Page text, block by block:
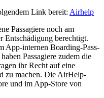
Link bereit: Airhelp
Passagiere noch am
Entschädigung berechtigt.
App-internen Boarding-Pass-
Passagiere zudem die
ihr Recht auf eine
zu machen. Die AirHelp-
und im App-Store von